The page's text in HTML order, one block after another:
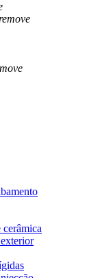
cerâmica